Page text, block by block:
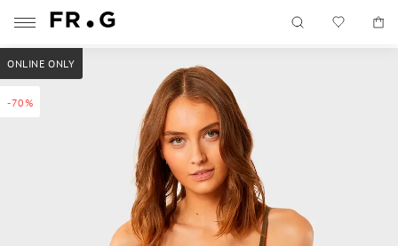
-70%
ONLINE ONLY